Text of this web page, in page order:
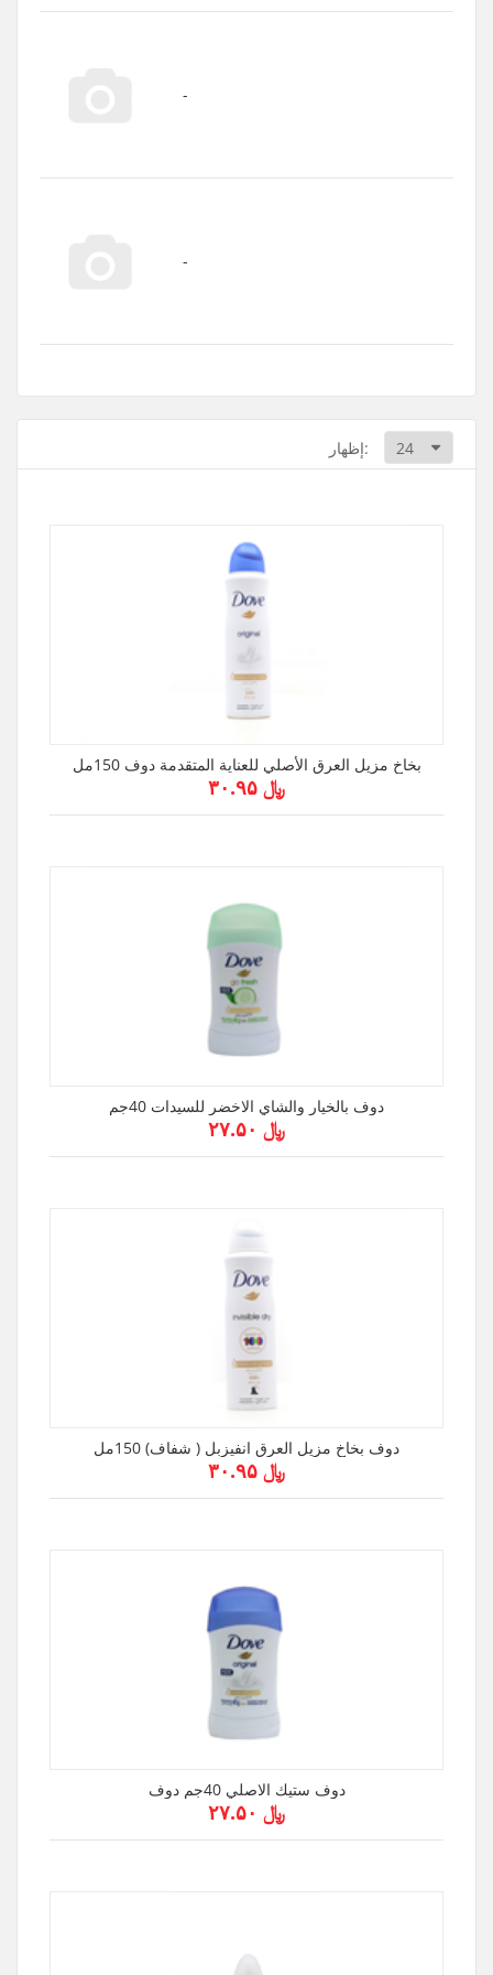
إظهار:
بخاخ مزيل العرق الأصلي للعناية المتقدمة دوف 150مل
﷼ ۳۰.۹۵
دوف بالخيار والشاي الاخضر للسيدات 40جم
﷼ ۲۷.۵۰
دوف بخاخ مزيل العرق انفيزبل ( شفاف) 150مل
﷼ ۳۰.۹۵
دوف ستيك الاصلي 40جم دوف
﷼ ۲۷.۵۰